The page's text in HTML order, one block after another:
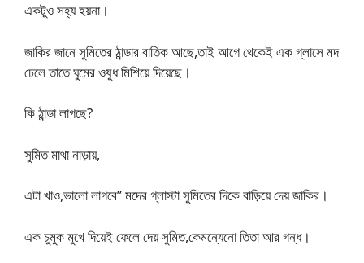
একটুও সহ্য হয়না।
জাকির জানে সুমিতের ঠান্ডার বাতিক আছে,তাই আগে থেকেই এক গ্লাসে মদ
ঢেলে তাতে ঘুমের ওষুধ মিশিয়ে দিয়েছে।
কি ঠান্ডা লাগছে?
সুমিত মাথা নাড়ায়,
এটা খাও,ভালো লাগবে” মদের গ্লাস্টা সুমিতের দিকে বাড়িয়ে দেয় জাকির।
এক চুমুক মুখে দিয়েই ফেলে দেয় সুমিত,কেমন্যেনো তিতা আর গন্ধ।